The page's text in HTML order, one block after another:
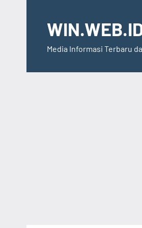
content
Media Informasi Terbaru